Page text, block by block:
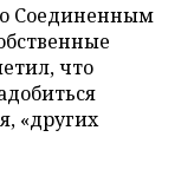
Соединенным
что
«других